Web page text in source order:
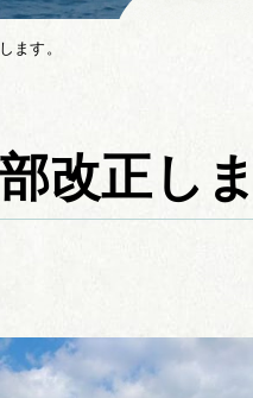
ます。
改正し